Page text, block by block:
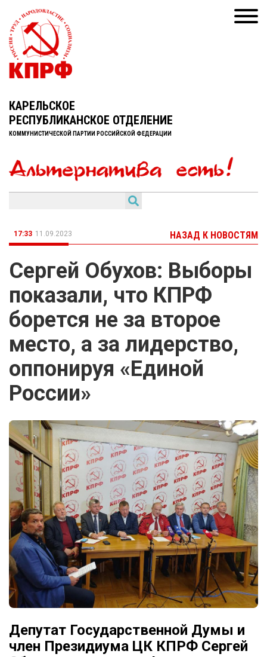
КАРЕЛЬСКОЕ
РЕСПУБЛИКАНСКОЕ ОТДЕЛЕНИЕ
КОММУНИСТИЧЕСКОЙ ПАРТИИ РОССИЙСКОЙ ФЕДЕРАЦИИ
17:33 11.09.2023 НАЗАД К НОВОСТЯМ
Сергей Обухов: Выборы
показали, что КПРФ
борется не за второе
место, а за лидерство,
оппонируя «Единой
России»
Депутат Государственной Думы и
член Президиума ЦК КПРФ Сергей